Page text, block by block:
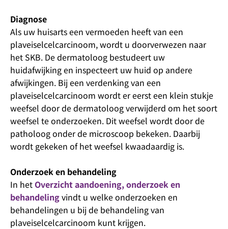
Diagnose
Als uw huisarts een vermoeden heeft van een
plaveiselcelcarcinoom, wordt u doorverwezen naar
het SKB. De dermatoloog bestudeert uw
huidafwijking en inspecteert uw huid op andere
afwijkingen. Bij een verdenking van een
plaveiselcelcarcinoom wordt er eerst een klein stukje
weefsel door de dermatoloog verwijderd om het soort
weefsel te onderzoeken. Dit weefsel wordt door de
patholoog onder de microscoop bekeken. Daarbij
wordt gekeken of het weefsel kwaadaardig is.
Onderzoek en behandeling
In het Overzicht aandoening, onderzoek en
behandelingvindt u welke onderzoeken en
behandelingen u bij de behandeling van
plaveiselcelcarcinoom kunt krijgen.